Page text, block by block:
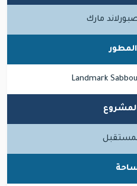
مارك
Landmark